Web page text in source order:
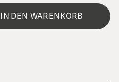
IN DEN WARENKORB